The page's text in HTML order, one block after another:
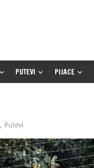
PUTEVI PIJACE
, Putevi